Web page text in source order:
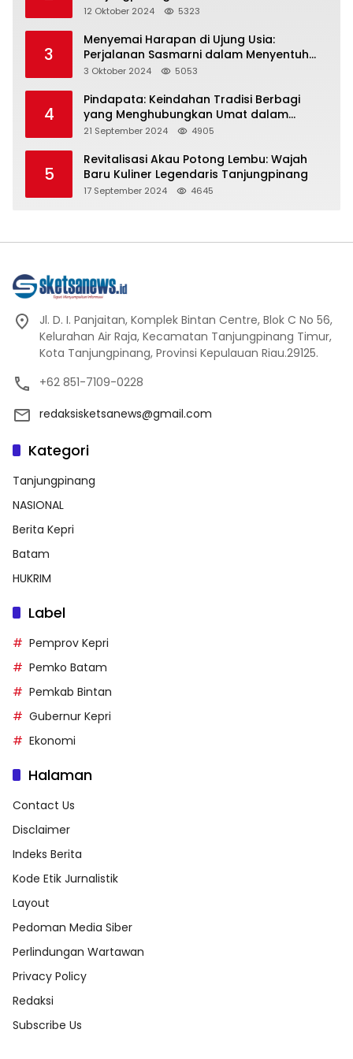
Representasi
12 Oktober 2024 5323
3
Menyemai Harapan di Ujung Usia:
Perjalanan Sasmarni dalam Menyentuh
Hati dan Jiwa
3 Oktober 2024 5053
4
Pindapata: Keindahan Tradisi Berbagi
yang Menghubungkan Umat dalam
Spiritualitas dan Kebersamaan dalam
21 September 2024 4905
5
Revitalisasi Akau Potong Lembu: Wajah
Baru Kuliner Legendaris Tanjungpinang
17 September 2024 4645
Jl. D. I. Panjaitan, Komplek Bintan Centre, Blok C No 56,
Kelurahan Air Raja, Kecamatan Tanjungpinang Timur,
Kota Tanjungpinang, Provinsi Kepulauan Riau.29125.
+62 851-7109-0228
redaksisketsanews@gmail.com
Kategori
Tanjungpinang
NASIONAL
Berita Kepri
Batam
HUKRIM
Label
Pemprov Kepri
Pemko Batam
Pemkab Bintan
Gubernur Kepri
Ekonomi
Halaman
Contact Us
Disclaimer
Indeks Berita
Kode Etik Jurnalistik
Layout
Pedoman Media Siber
Perlindungan Wartawan
Privacy Policy
Redaksi
Subscribe Us